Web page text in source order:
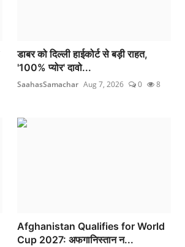
डाबर को दिल्ली हाईकोर्ट से बड़ी राहत,
'100% प्योर' दावो...
SaahasSamachar Aug 7, 2026 0 8
Afghanistan Qualifies for World
Cup 2027: अफगानिस्तान न...